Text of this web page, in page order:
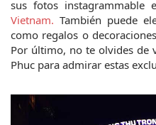
sus fotos instagrammable
Vietnam. También puede
como regalos o
Por último, no te olvides de
Phuc para admirar estas